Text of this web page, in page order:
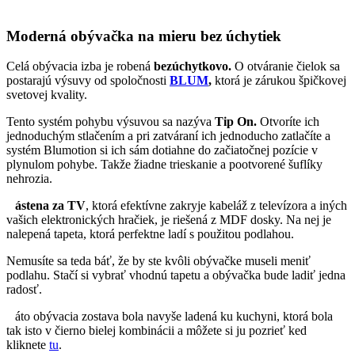
Moderná obývačka na mieru bez úchytiek
Celá obývacia izba je robená bezúchytkovo. O otváranie čielok sa
postarajú výsuvy od spoločnosti BLUM, ktorá je zárukou špičkovej
svetovej kvality.
Tento systém pohybu výsuvou sa nazýva Tip On. Otvoríte ich
jednoduchým stlačením a pri zatváraní ich jednoducho zatlačíte a
systém Blumotion si ich sám dotiahne do začiatočnej pozície v
plynulom pohybe. Takže žiadne trieskanie a pootvorené šuflíky
nehrozia.
ástena za TV, ktorá efektívne zakryje kabeláž z televízora a iných
vašich elektronických hračiek, je riešená z MDF dosky. Na nej je
nalepená tapeta, ktorá perfektne ladí s použitou podlahou.
Nemusíte sa teda báť, že by ste kvôli obývačke museli meniť
podlahu. Stačí si vybrať vhodnú tapetu a obývačka bude ladiť jedna
radosť.
áto obývacia zostava bola navyše ladená ku kuchyni, ktorá bola
tak isto v čierno bielej kombinácii a môžete si ju pozrieť ked
kliknete tu.